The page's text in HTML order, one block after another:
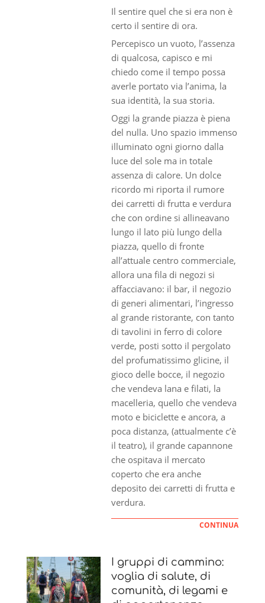
Il sentire quel che si era non è
certo il sentire di ora.
Percepisco un vuoto, l’assenza
di qualcosa, capisco e mi
chiedo come il tempo possa
averle portato via l’anima, la
sua identità, la sua storia.
Oggi la grande piazza è piena
del nulla. Uno spazio immenso
illuminato ogni giorno dalla
luce del sole ma in totale
assenza di calore. Un dolce
ricordo mi riporta il rumore
dei carretti di frutta e verdura
che con ordine si allineavano
lungo il lato più lungo della
piazza, quello di fronte
all’attuale centro commerciale,
allora una fila di negozi si
affacciavano: il bar, il negozio
di generi alimentari, l’ingresso
al grande ristorante, con tanto
di tavolini in ferro di colore
verde, posti sotto il pergolato
del profumatissimo glicine, il
gioco delle bocce, il negozio
che vendeva lana e filati, la
macelleria, quello che vendeva
moto e biciclette e ancora, a
poca distanza, (attualmente c’è
il teatro), il grande capannone
che ospitava il mercato
coperto che era anche
deposito dei carretti di frutta e
verdura.
CONTINUA
I gruppi di cammino:
voglia di salute, di
comunità, di legami e